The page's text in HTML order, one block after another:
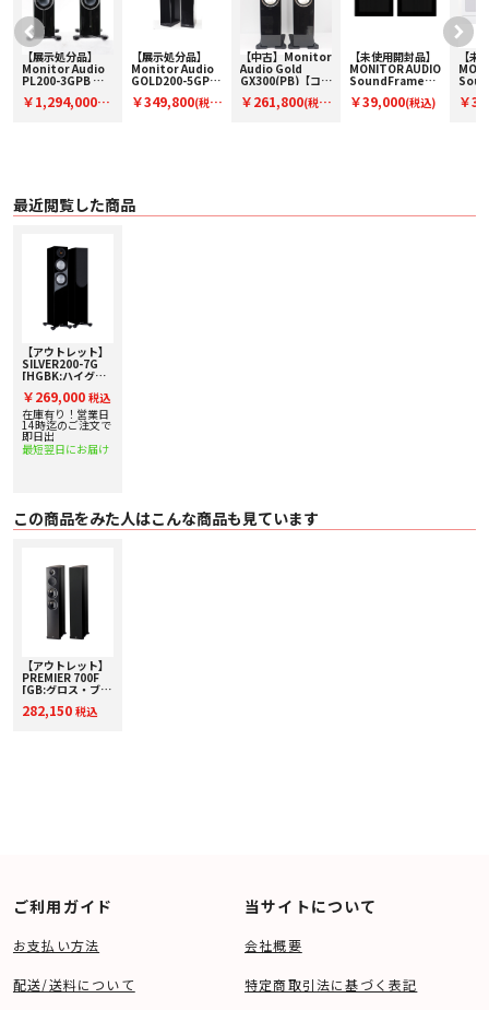
Cabinet Bracing & Single Bolt-Through Driver Design
国立物理研究所の協力により、スキャニングレーザー振動測定を行いキャビネ
ット内の共振点を特定。mm単位でブレーシング材の大きさ、位置を決定し内
部空間容量を減らすことなく完璧な振動対策を施しています。ユニットは従来
同様、リア側からテンションロッド1本で固定するシングルボルト方式を採
用。ドライバーに均等のクランプ力が掛かることで正確な動作が可能となる画
期的な技術です。ボルトが無い美しいフロントバッフルと共に振動を抑制し、
〇 能率(2.83v@1m)：87.5dB
〇 インピーダンス：8Ω
〇 推奨アンプ出力：60 ‒ 150W
〇 クロスオーバー周波数：2,700Hz
〇 ユニット
・ 25mm C-CAM Gold ドーム ツイーター[with UD Waveguide II]×１
〇 サイズ：H885×W165×D240(H930×W254×D329 ベース部含む)mm
〇 仕上げ：BO,HGBK,WN, SW,ASH
〇 備考：バイワイヤ対応スピーカーターミナル
【展示処分品】
Monitor Audio
PL200-3GPB ペ
PL200-3GPB】メ
￥1,294,000(税
【展示処分品】
Monitor Audio
GOLD200-5GPB
GOLD200-
￥349,800(税
【中古】Monitor
Audio Gold
GX300(PB)【コー
ロア型スピーカー
￥261,800(税
【未使用開封品】
MONITOR AUDIO
SoundFrame3
売)【コード91-
￥39,000(税込)
【未
【コ
￥
最近閲覧した商品
【アウトレット】
SILVER200-7G
[HGBK:ハイグロ
MONITOR AUDIO
トールボーイスピ
ーカー [ペア]【箱
凹み・外箱に若干
の汚れ⇒限定アウ
トレット】
￥269,000 税込
在庫有り！営業日
14時迄のご注文で
即日出
最短翌日にお届け
この商品をみた人はこんな商品も見ています
【アウトレット】
PREMIER 700F
[GB:グロス・ブラ
[パラダイム] トー
282,150 税込
ご利用ガイド
お支払い方法
配送/送料について
当サイトについて
会社概要
特定商取引法に基づく表記